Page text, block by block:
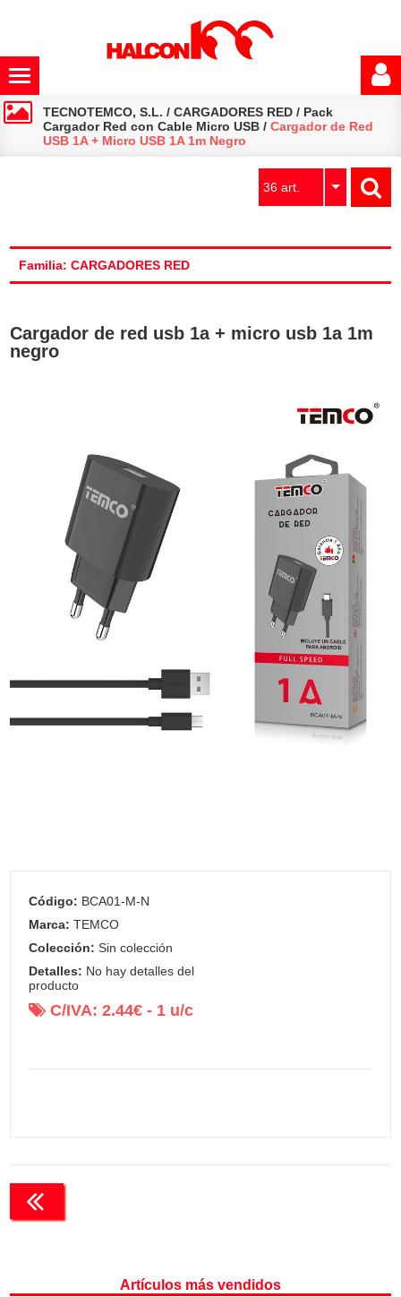
TECNOTEMCO, S.L. /CARGADORES RED / Pack
Cargador Red con Cable Micro USB /Cargador de Red
USB 1A + Micro USB 1A 1m Negro
36 art.
Familia: CARGADORES RED
Cargador de red usb 1a + micro usb 1a 1m
negro
Código: BCA01-M-N
Marca: TEMCO
Colección: Sin colección
Detalles: No hay detalles del
producto
C/IVA:2.44€ - 1 u/c
Artículos más vendidos